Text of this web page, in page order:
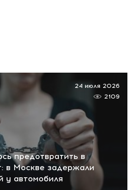
предотвратить в
в Москве задержали
у автомобиля
24 июля 2026
2109